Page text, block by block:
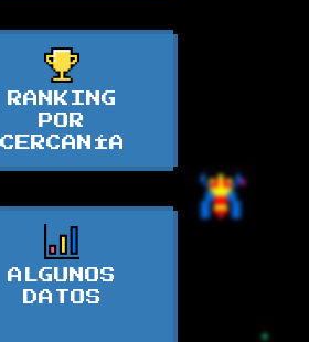
RANKING
POR
CERCANÍA
ALGUNOS
DATOS